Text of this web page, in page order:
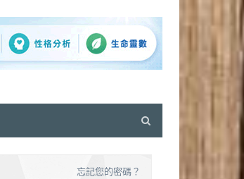
忘記您的密碼？